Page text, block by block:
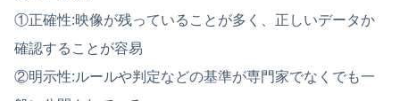
①正確性:映像が残っていることが多く、正しいデータか
確認することが容易
②明示性:ルールや判定などの基準が専門家でなくでも一